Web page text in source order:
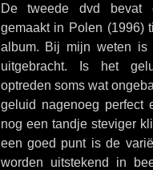
De tweede dvd bevat
gemaakt in Polen (1996)
album. Bij mijn weten
uitgebracht. Is het
optreden soms wat
geluid nagenoeg perfect
nog een tandje steviger
een goed punt is de
worden uitstekend in